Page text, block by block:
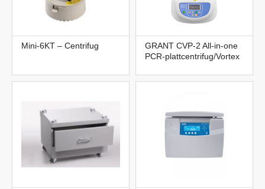
Mini-6KT – Centrifug
GRANT CVP-2 All-in-one
PCR-plattcentrifug/Vortex